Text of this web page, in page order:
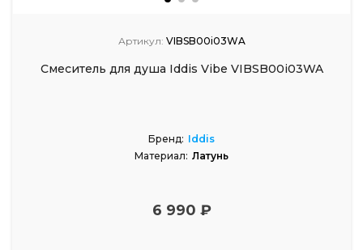
Артикул: VIBSB00i03WA
Смеситель для душа Iddis Vibe VIBSB00i03WA
Бренд: Iddis
Материал: Латунь
6 990 ₽